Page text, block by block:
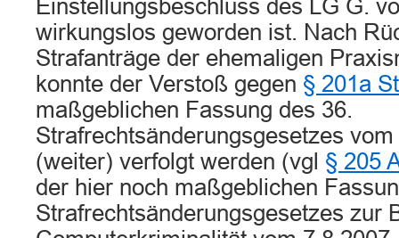
Einstellungsbeschluss des LG G.
wirkungslos geworden ist. Nach
Strafanträge der ehemaligen
konnte der Verstoß gegen § 201a
maßgeblichen Fassung des 36.
Strafrechtsänderungsgesetzes
(weiter) verfolgt werden (vgl § 205
der hier noch maßgeblichen
Strafrechtsänderungsgesetzes zur